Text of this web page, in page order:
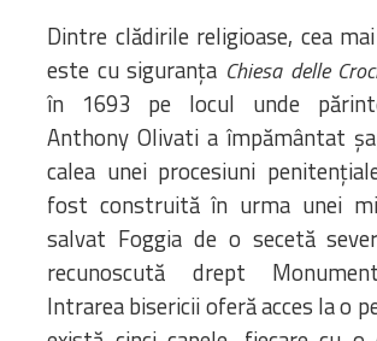
Dintre clădirile religioase, cea
este cu siguranța Chiesa delle
în 1693 pe locul unde
Anthony Olivati a împământat
calea unei procesiuni
fost construită în urma unei
salvat Foggia de o secetă
recunoscută drept
Intrarea bisericii oferă acces la o